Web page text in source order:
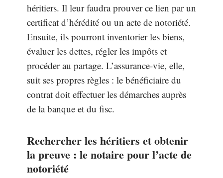
héritiers. Il leur faudra prouver ce lien par un
certificat d’hérédité ou un acte de notoriété.
Ensuite, ils pourront inventorier les biens,
évaluer les dettes, régler les impôts et
procéder au partage. L’assurance-vie, elle,
suit ses propres règles : le bénéficiaire du
contrat doit effectuer les démarches auprès
de la banque et du fisc.
Rechercher les héritiers et obtenir
la preuve : le notaire pour l’acte de
notoriété